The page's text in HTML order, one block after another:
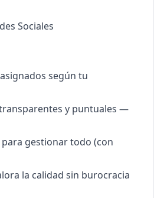
Sociales
según tu
y puntuales —
gestionar todo (con
la calidad sin burocracia